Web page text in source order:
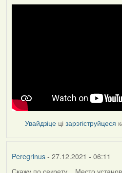
Увайдзіце цізарэгіструйцеся
Peregrinus- 27.12.2021 - 06:11